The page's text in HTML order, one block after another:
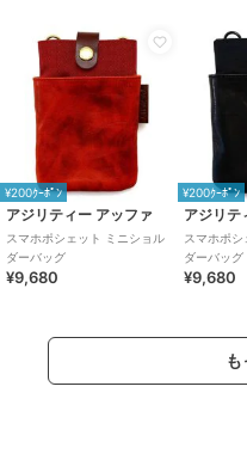
¥200ｸｰﾎﾟﾝ
アジリティー アッファ
スマホポシェット ミニショル
ダーバッグ
¥9,680
¥200ｸｰﾎﾟﾝ
アジリテ
スマホポ
ダーバッグ
¥9,680